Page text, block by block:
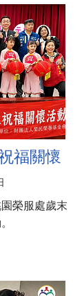
福關懷
榮服處歲末